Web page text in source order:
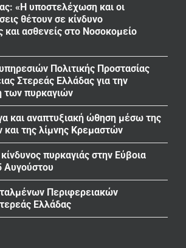
«Η υποστελέχωση και οι
θέτουν σε κίνδυνο
και ασθενείς στο Νοσοκομείο
Πολιτικής Προστασίας
Στερεάς Ελλάδας για την
των πυρκαγιών
και αναπτυξιακή ώθηση μέσω της
της λίμνης Κρεμαστών
πυρκαγιάς στην Εύβοια
Αυγούστου
Περιφερειακών
Ελλάδας